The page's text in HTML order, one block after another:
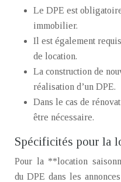
Le DPE est
immobilier.
Il est également
de location.
La construction de
réalisation d’un DPE.
Dans le cas de
être nécessaire.
Spécificités pour la
Pour la **location
du DPE dans les